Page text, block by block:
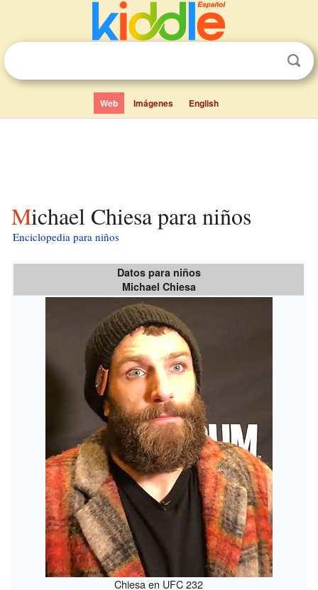
Web Imágenes English
Michael Chiesa para niños
Enciclopedia para niños
Datos para niños
Michael Chiesa
Chiesa en UFC 232